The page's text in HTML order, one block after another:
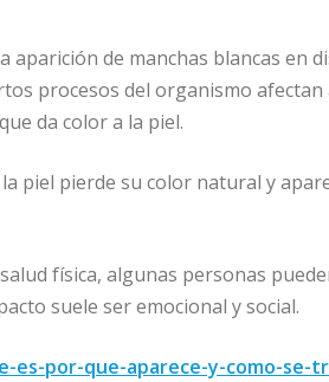
de manchas blancas en
procesos del organismo afectan
da color a la piel.
piel pierde su color natural y
física, algunas personas
suele ser emocional y social.
es-por-que-aparece-y-como-se-